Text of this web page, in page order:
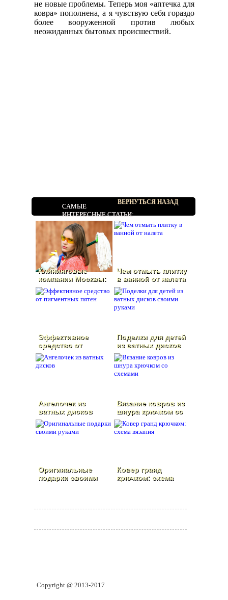
не новые проблемы. Теперь моя «аптечка для
ковра» пополнена, а я чувствую себя гораздо
более вооруженной против любых
неожиданных бытовых происшествий.
ВЕРНУТЬСЯ НАЗАД
САМЫЕ
ИНТЕРЕСНЫЕ СТАТЬИ:
Клининговые
компании Москвы:
как выбрать
лучших
Чем отмыть плитку
в ванной от налета
Эффективное
средство от
пигментных пятен
Поделки для детей
из ватных дисков
своими руками
Ангелочек из
ватных дисков
Вязание ковров из
шнура крючком со
схемами
Оригинальные
подарки своими
Ковер гранд
крючком: схема
Copyright @ 2013-2017